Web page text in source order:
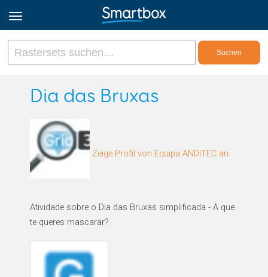
Online Grids
Registrieren
Dia das Bruxas
Zeige Profil von Equipa ANDITEC an.
Atividade sobre o Dia das Bruxas simplificada - A que
te queres mascarar?